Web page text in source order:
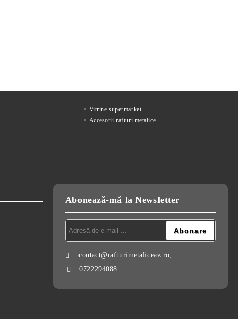
Vitrine supermarket
Accesorii rafturi metalice
Abonează-mă la Newsletter
contact@rafturimetaliceaz.ro;
0722294088